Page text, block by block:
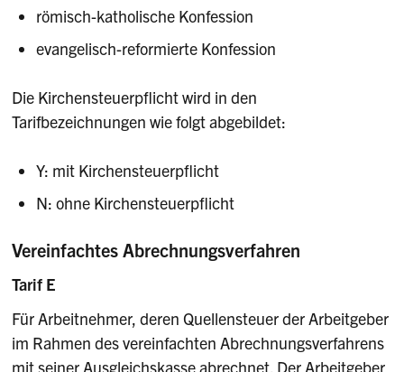
römisch-katholische Konfession
evangelisch-reformierte Konfession
Die Kirchensteuerpflicht wird in den
Tarifbezeichnungen wie folgt abgebildet:
Y: mit Kirchensteuerpflicht
N: ohne Kirchensteuerpflicht
Vereinfachtes Abrechnungsverfahren
Tarif E
Für Arbeitnehmer, deren Quellensteuer der Arbeitgeber
im Rahmen des vereinfachten Abrechnungs­verfahrens
mit seiner Ausgleichskasse abrechnet. Der Arbeitgeber